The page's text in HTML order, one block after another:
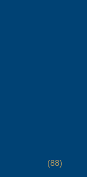
(88)